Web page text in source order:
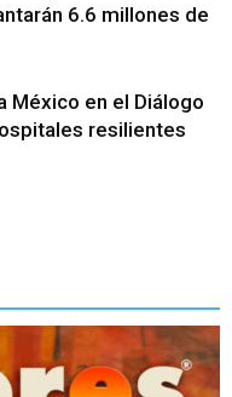
6.6 millones de
México en el Diálogo
resilientes